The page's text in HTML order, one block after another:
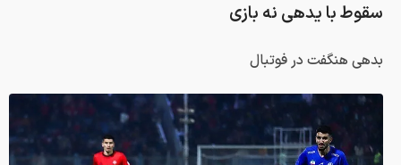
سقوط با یدهی نه بازی
بدهی هنگفت در فوتبال